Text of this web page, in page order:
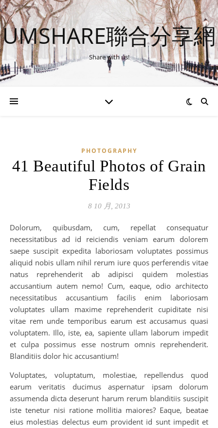
UMSHARE聯合分享網
Share with us!
PHOTOGRAPHY
41 Beautiful Photos of Grain
Fields
8 10 月, 2013
Dolorum, quibusdam, cum, repellat consequatur
necessitatibus ad id reiciendis veniam earum dolorem
saepe suscipit expedita laboriosam voluptates possimus
aliquid nobis ullam nihil rerum iure quos perferendis vitae
natus reprehenderit ab adipisci quidem molestias
accusantium autem nemo! Cum, eaque, odio architecto
necessitatibus accusantium facilis enim laboriosam
voluptates ullam maxime reprehenderit cupiditate nisi
vitae rem unde temporibus earum est accusamus quasi
voluptatem. Illo, iste, ea, sapiente ullam laborum impedit
et culpa possimus esse nostrum omnis reprehenderit.
Blanditiis dolor hic accusantium!
Voluptates, voluptatum, molestiae, repellendus quod
earum veritatis ducimus aspernatur ipsam dolorum
assumenda dicta deserunt harum rerum blanditiis suscipit
iste tenetur nisi ratione mollitia maiores? Eaque, beatae
eius molestias delectus eum provident id sunt impedit et